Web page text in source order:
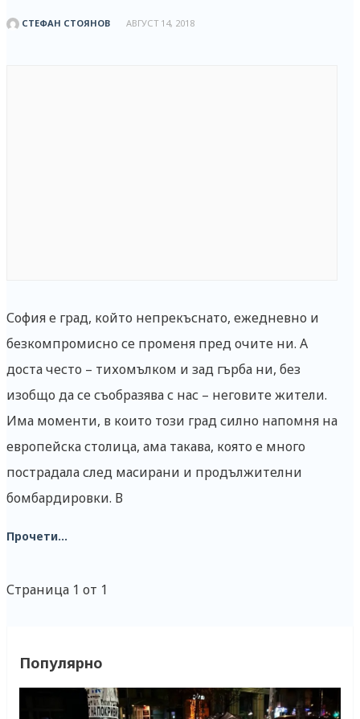
СТЕФАН СТОЯНОВ АВГУСТ 14, 2018
София е град, който непрекъснато, ежедневно и
безкомпромисно се променя пред очите ни. А
доста често – тихомълком и зад гърба ни, без
изобщо да се съобразява с нас – неговите жители.
Има моменти, в които този град силно напомня на
европейска столица, ама такава, която е много
пострадала след масирани и продължителни
бомбардировки. В
Прочети...
Страница 1 от 1
Популярно